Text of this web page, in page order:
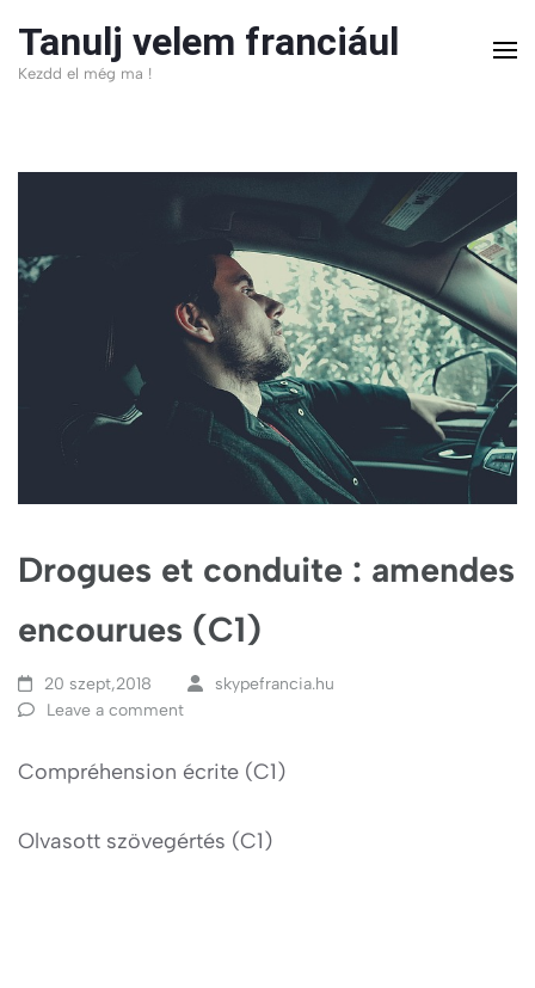
Tanulj velem franciául
Kezdd el még ma !
Drogues et conduite : amendes
encourues (C1)
20 szept,2018
skypefrancia.hu
Leave a comment
Compréhension écrite (C1)
Olvasott szövegértés (C1)